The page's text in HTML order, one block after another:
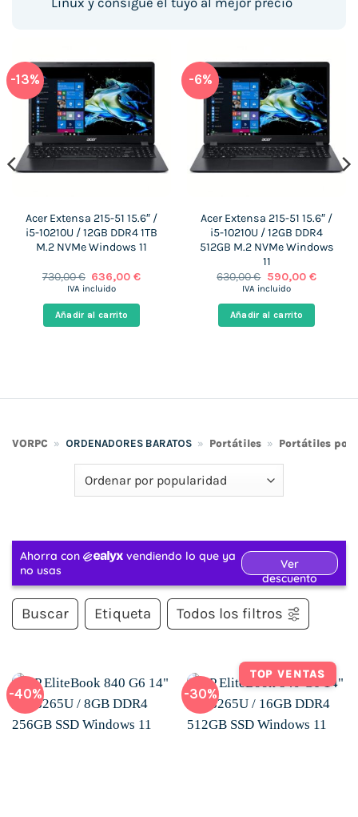
-13%
Acer Extensa 215-51 15.6″ /
i5-10210U / 12GB DDR4 1TB
M.2 NVMe Windows 11
730,00€ El
precio
era:
730,00 €.
636,00€El
IVA incluido
Añadir al carrito
-6%
Acer Extensa 215-51 15.6″ /
i5-10210U / 12GB DDR4
512GB M.2 NVMe Windows
11
630,00€ El
precio
era:
630,00 €.
590,00 €El
IVA incluido
Añadir al carrito
VORPC » ORDENADORES BARATOS » Portátiles » Portátiles por
Buscar Etiqueta Todos los filtros
-40% -30%
TOP VENTAS